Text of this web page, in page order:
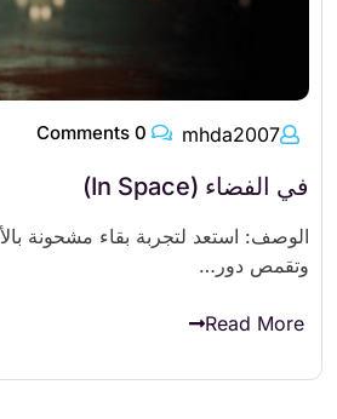
mhda2007
في الفضاء (In Space)
الوصف: استعد لتجربة بقاء مشحونة
وتقمص دور…
Read More